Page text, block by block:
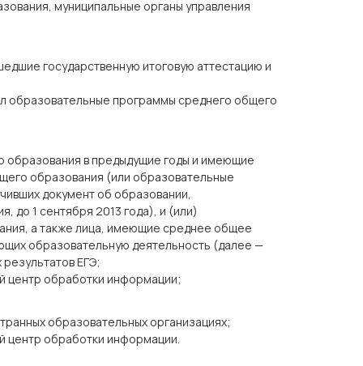
муниципальные органы управления
государственную итоговую аттестацию и
образовательные программы среднего общего
в предыдущие годы и имеющие
образования (или образовательные
документ об образовании,
до 1 сентября 2013 года), и (или)
а также лица, имеющие среднее общее
образовательную деятельность (далее —
ЕГЭ;
центр обработки информации;
образовательных организациях;
центр обработки информации.